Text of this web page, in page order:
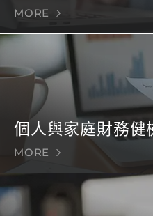
MORE
個人與家庭財務健
MORE